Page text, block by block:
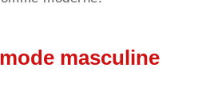
masculine